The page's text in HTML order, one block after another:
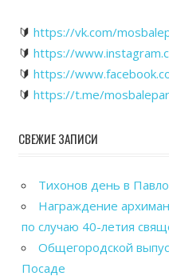
🔰 https://vk.com/
🔰 https://
🔰 https://
🔰 https://t.me/mosbalepar
СВЕЖИЕ ЗАПИСИ
Тихонов день в
Награждение
по случаю 40-летия
Общегородской
Посаде